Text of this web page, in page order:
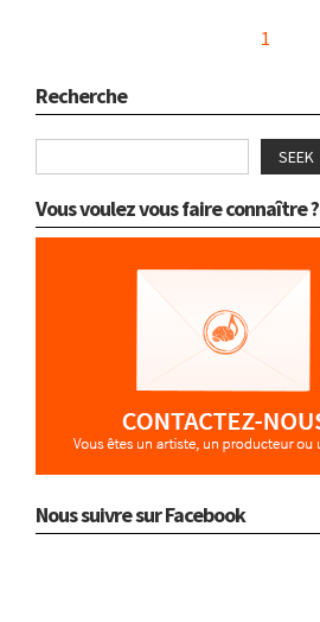
1
Recherche
SEEK
Vous voulez vous faire connaître ?
Nous suivre sur Facebook